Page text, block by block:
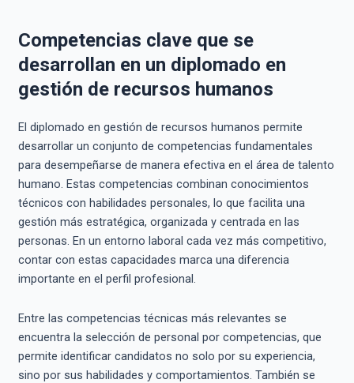
Competencias clave que se
desarrollan en un diplomado en
gestión de recursos humanos
El diplomado en gestión de recursos humanos permite
desarrollar un conjunto de competencias fundamentales
para desempeñarse de manera efectiva en el área de talento
humano. Estas competencias combinan conocimientos
técnicos con habilidades personales, lo que facilita una
gestión más estratégica, organizada y centrada en las
personas. En un entorno laboral cada vez más competitivo,
contar con estas capacidades marca una diferencia
importante en el perfil profesional.
Entre las competencias técnicas más relevantes se
encuentra la selección de personal por competencias, que
permite identificar candidatos no solo por su experiencia,
sino por sus habilidades y comportamientos. También se